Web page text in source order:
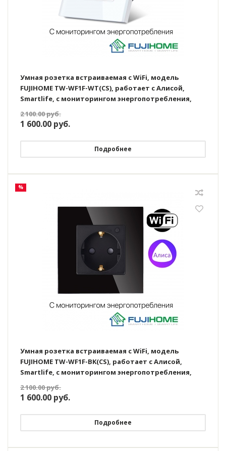
Умная розетка встраиваемая с WiFi, модель
FUJIHOME TW-WF1F-WT(CS), работает с Алисой,
Smartlife, с мониторингом энергопотребления,
таймером, цвет белый
2 100.00руб.
1 600.00 руб.
Подробнее
%
Умная розетка встраиваемая с WiFi, модель
FUJIHOME TW-WF1F-BK(CS), работает с Алисой,
Smartlife, с мониторингом энергопотребления,
таймером, цвет черный
2 100.00руб.
1 600.00 руб.
Подробнее